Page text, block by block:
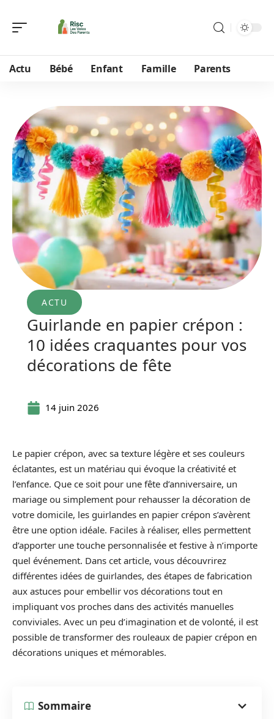
Actu Bébé Enfant Famille Parents
ACTU
Guirlande en papier crépon :
10 idées craquantes pour vos
décorations de fête
14 juin 2026
Le papier crépon, avec sa texture légère et ses couleurs
éclatantes, est un matériau qui évoque la créativité et
l’enfance. Que ce soit pour une fête d’anniversaire, un
mariage ou simplement pour rehausser la décoration de
votre domicile, les guirlandes en papier crépon s’avèrent
être une option idéale. Faciles à réaliser, elles permettent
d’apporter une touche personnalisée et festive à n’importe
quel événement. Dans cet article, vous découvrirez
différentes idées de guirlandes, des étapes de fabrication
aux astuces pour embellir vos décorations tout en
impliquant vos proches dans des activités manuelles
conviviales. Avec un peu d’imagination et de volonté, il est
possible de transformer des rouleaux de papier crépon en
décorations uniques et mémorables.
Sommaire